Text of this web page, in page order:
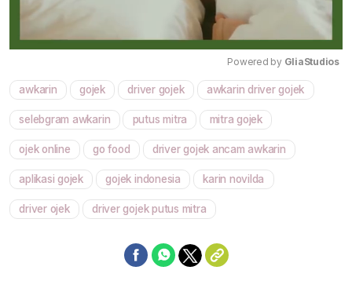
Mute
Powered by GliaStudios
awkarin gojek driver gojek awkarin driver gojek
selebgram awkarin putus mitra mitra gojek
ojek online go food driver gojek ancam awkarin
aplikasi gojek gojek indonesia karin novilda
driver ojek driver gojek putus mitra